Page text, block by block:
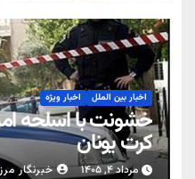
اخبار بین الملل اخبار ویژه
خشونت با اسلحه
کرت یونان
مرداد ۴, ۱۴۰۵ خبرنگار